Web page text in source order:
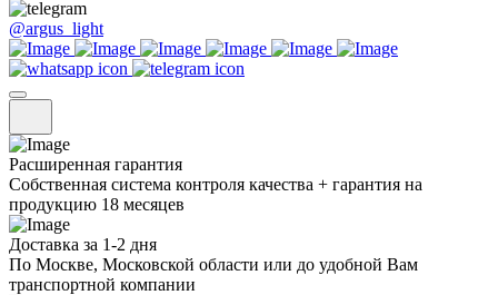
@argus_light
Расширенная гарантия
Собственная система контроля качества + гарантия на
продукцию 18 месяцев
Доставка за 1-2 дня
По Москве, Московской области или до удобной Вам
транспортной компании